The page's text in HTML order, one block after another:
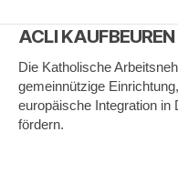
ACLI KAUFBEUREN
Die Katholische
gemeinnützige
europäische Integration in
fördern.